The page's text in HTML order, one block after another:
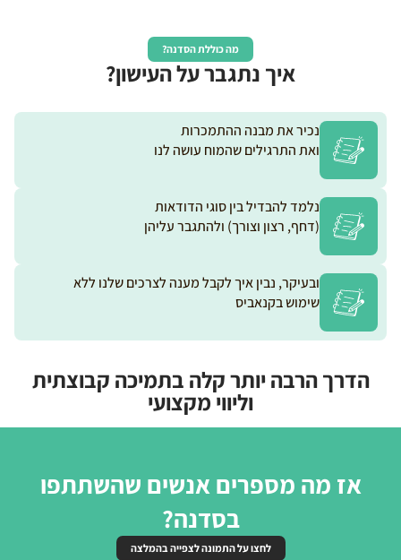
מה כוללת הסדנה?
איך נתגבר על העישון?
נכיר את מבנה ההתמכרות
ואת התרגילים שהמוח עושה לנו
נלמד להבדיל בין סוגי הדודאות
(דחף, רצון וצורך) ולהתגבר עליהן
ובעיקר, נבין איך לקבל מענה לצרכים שלנו ללא
שימוש בקנאביס
הדרך הרבה יותר קלה בתמיכה קבוצתית
וליווי מקצועי
אז מה מספרים אנשים שהשתתפו
בסדנה?
לחצו על התמונה לצפייה בהמלצה